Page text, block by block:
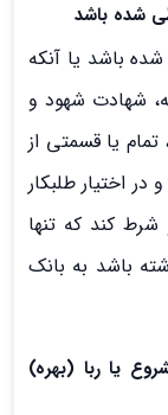
باشد یا آنکه
شهادت شهود و
تمام یا قسمتی از
اختیار طلبکار
شرط کند که تنها
باشد به بانک
یا ربا (بهره)